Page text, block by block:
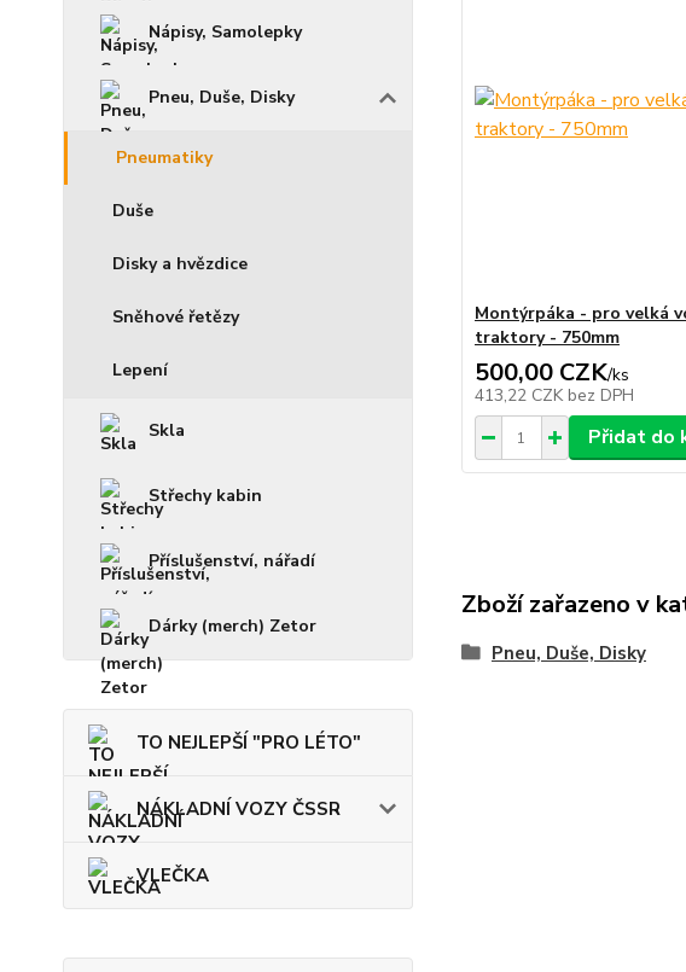
Nápisy, Samolepky
Pneu, Duše, Disky
Pneumatiky
Duše
Disky a hvězdice
Sněhové řetězy
Lepení
Skla
Střechy kabin
Příslušenství, nářadí
Dárky (merch) Zetor
TO NEJLEPŠÍ "PRO LÉTO"
NÁKLADNÍ VOZY ČSSR
VLEČKA
Montýrpáka - pro velká
traktory - 750mm
500,00 CZK/ks
413,22 CZK bez DPH
Přidat do
Zboží zařazeno v
Pneu, Duše, Disky